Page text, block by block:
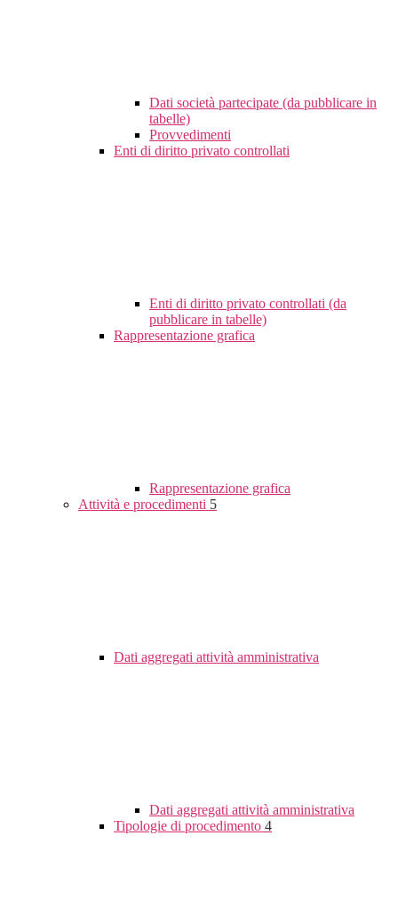
Dati società partecipate (da pubblicare in
tabelle)
Provvedimenti
Enti di diritto privato controllati
Enti di diritto privato controllati (da
pubblicare in tabelle)
Rappresentazione grafica
Rappresentazione grafica
Attività e procedimenti 5
Dati aggregati attività amministrativa
Dati aggregati attività amministrativa
Tipologie di procedimento 4